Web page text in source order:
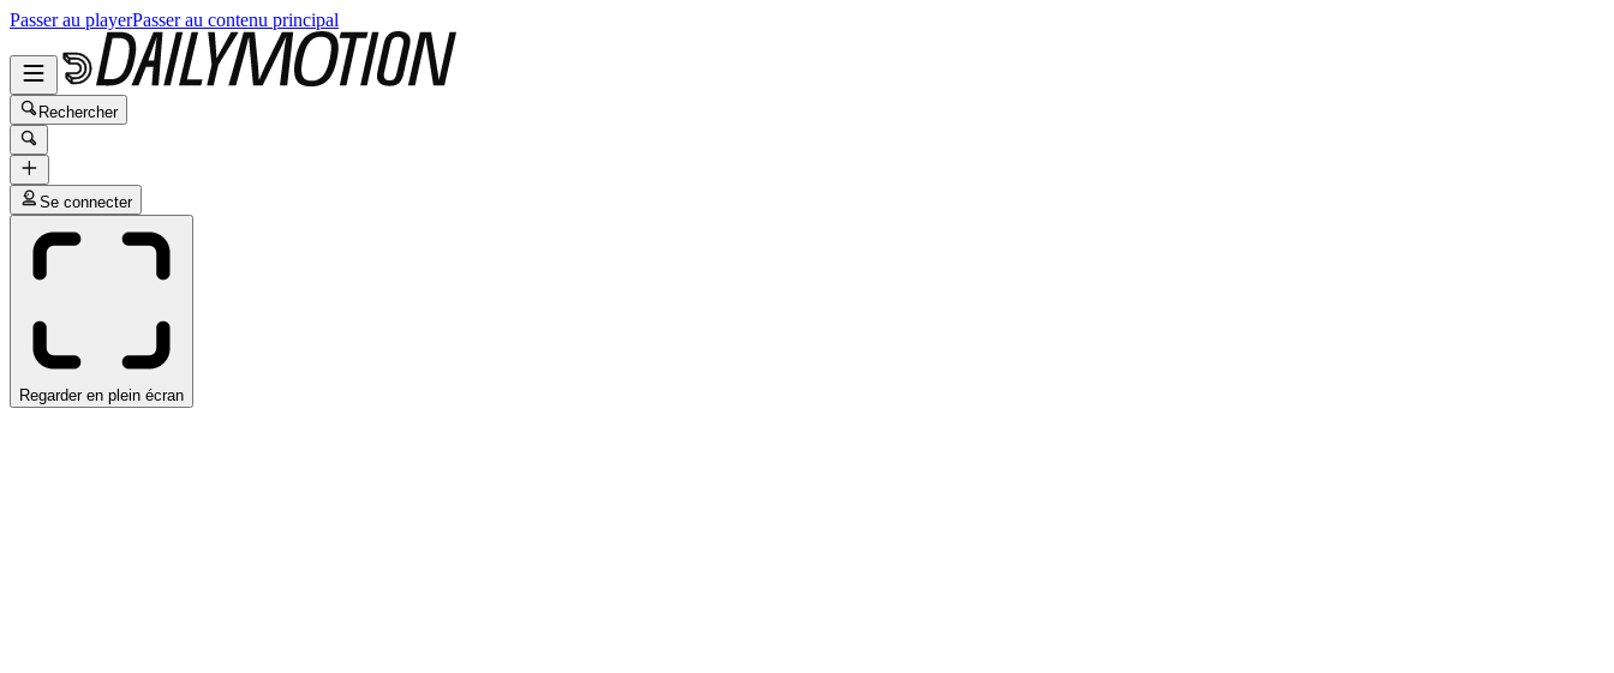
Passer au playerPasser au contenu principal
Rechercher
Se connecter
Regarder en plein écran